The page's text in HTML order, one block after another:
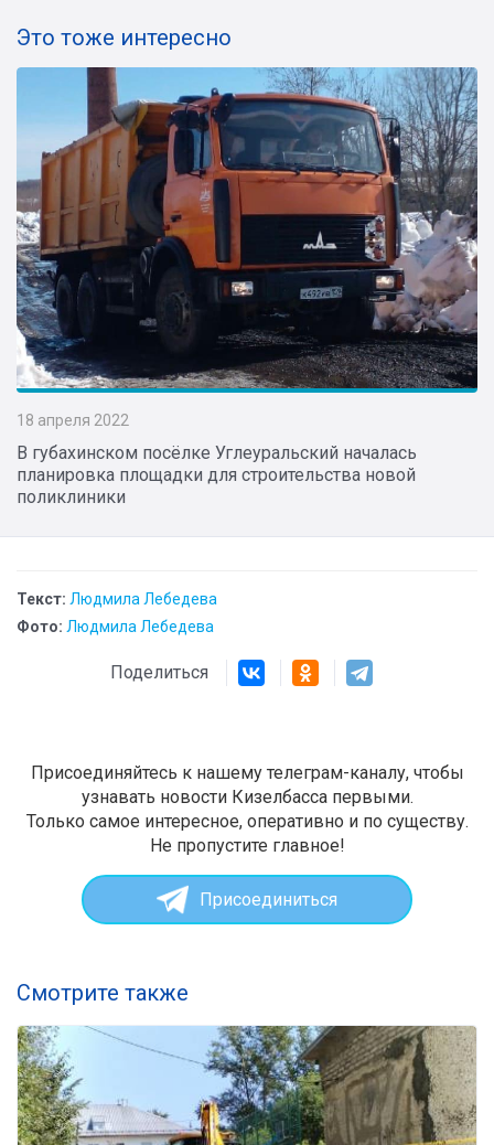
Это тоже интересно
18 апреля 2022
В губахинском посёлке Углеуральский началась
планировка площадки для строительства новой
поликлиники
Текст: Людмила Лебедева
Фото: Людмила Лебедева
Поделиться
Присоединяйтесь к нашему телеграм-каналу, чтобы
узнавать новости Кизелбасса первыми.
Только самое интересное, оперативно и по существу.
Не пропустите главное!
Присоединиться
Смотрите также